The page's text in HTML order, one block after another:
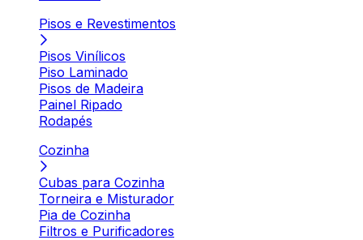
Pisos e Revestimentos
Pisos Vinílicos
Piso Laminado
Pisos de Madeira
Painel Ripado
Rodapés
Cozinha
Cubas para Cozinha
Torneira e Misturador
Pia de Cozinha
Filtros e Purificadores